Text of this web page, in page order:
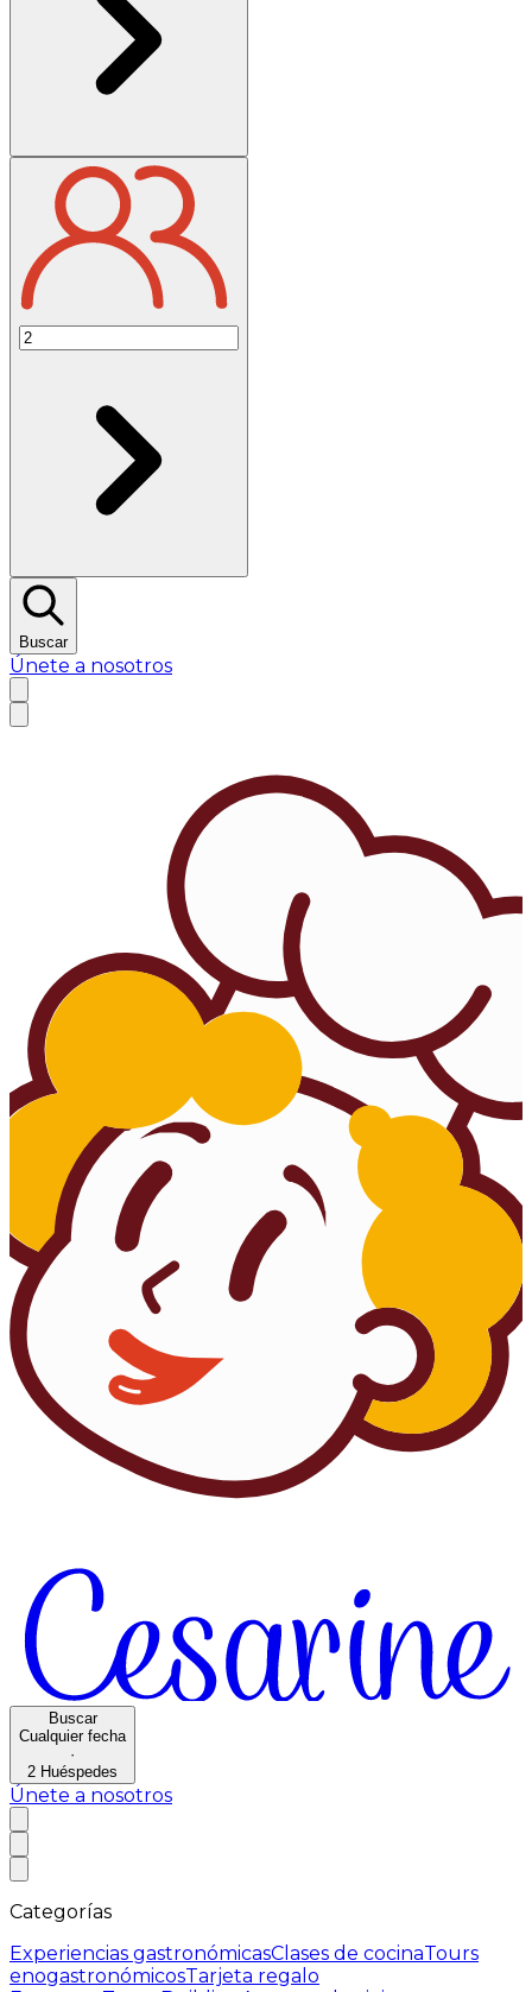
Buscar
Únete a nosotros
Buscar
Cualquier fecha
·
2 Huéspedes
Únete a nosotros
Categorías
Experiencias gastronómicasClases de cocinaTours
enogastronómicosTarjeta regalo